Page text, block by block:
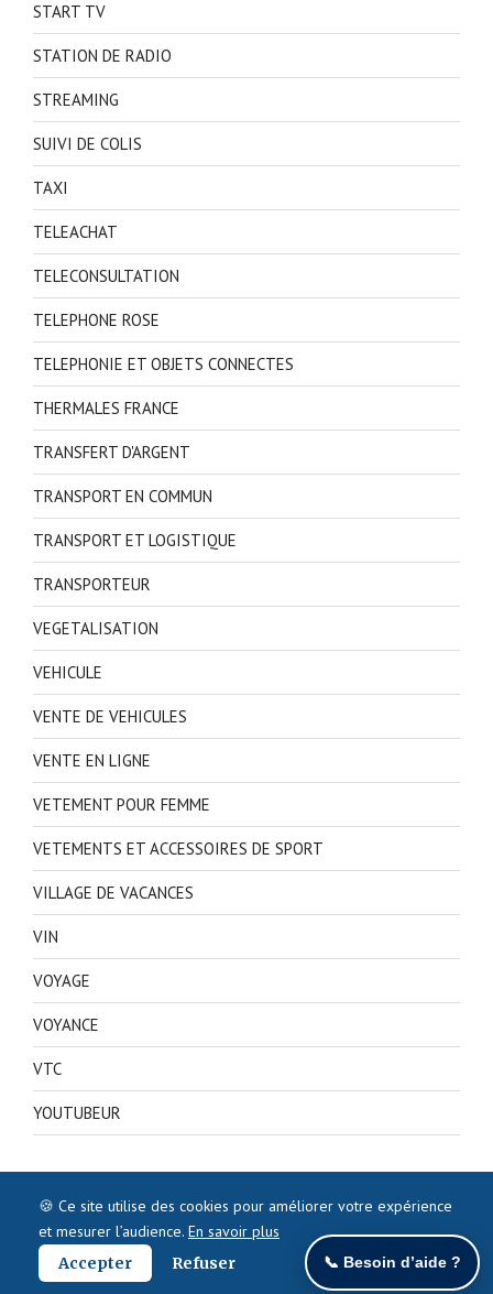
START TV
STATION DE RADIO
STREAMING
SUIVI DE COLIS
TAXI
TELEACHAT
TELECONSULTATION
TELEPHONE ROSE
TELEPHONIE ET OBJETS CONNECTES
THERMALES FRANCE
TRANSFERT D'ARGENT
TRANSPORT EN COMMUN
TRANSPORT ET LOGISTIQUE
TRANSPORTEUR
VEGETALISATION
VEHICULE
VENTE DE VEHICULES
VENTE EN LIGNE
VETEMENT POUR FEMME
VETEMENTS ET ACCESSOIRES DE SPORT
VILLAGE DE VACANCES
VIN
VOYAGE
VOYANCE
VTC
YOUTUBEUR
🍪 Ce site utilise des cookies pour améliorer votre expérience
et mesurer l’audience. En savoir plus
Accepter
Refuser 📞 Besoin d’aide ?